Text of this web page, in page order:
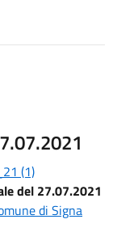
(1)
del 27.07.2021
di Signa